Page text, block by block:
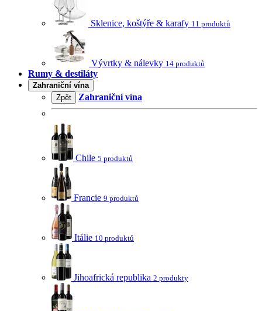
Sklenice, koštýře & karafy 11 produktů
Vývrtky & nálevky 14 produktů
Rumy & destiláty
Zahraniční vína
Zpět
Zahraniční vína
Chile 5 produktů
Francie 9 produktů
Itálie 10 produktů
Jihoafrická republika 2 produkty